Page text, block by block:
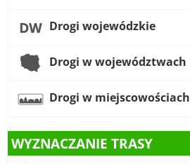
Drogi wojewódzkie
Drogi w województwach
Drogi w miejscowościach
WYZNACZANIE TRASY